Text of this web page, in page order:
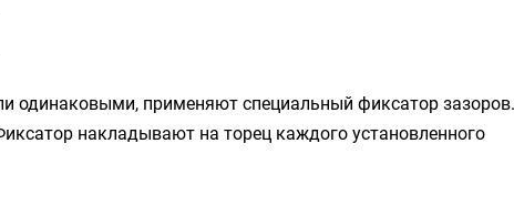
одинаковыми, применяют специальный фиксатор зазоров.
накладывают на торец каждого установленного